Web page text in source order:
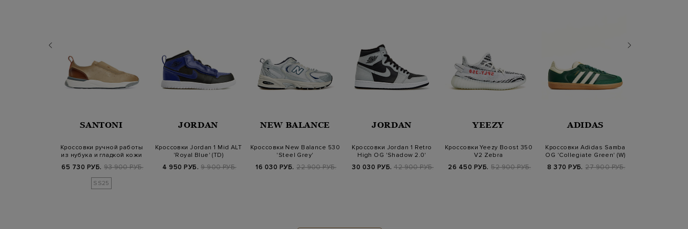
SANTONI
Кроссовки ручной работы
из нубука и гладкой кожи
Velat…
65 730 РУБ. 93 900 РУБ.
SS25
JORDAN
Кроссовки Jordan 1 Mid ALT
'Royal Blue' (TD)
4 950 РУБ. 9 900 РУБ.
NEW BALANCE
Кроссовки New Balance 530
'Steel Grey'
16 030 РУБ. 22 900 РУБ.
JORDAN
Кроссовки Jordan 1 Retro
High OG 'Shadow 2.0'
30 030 РУБ. 42 900 РУБ.
YEEZY
Кроссовки Yeezy Boost 350
V2 Zebra
26 450 РУБ. 52 900 РУБ.
ADIDAS
Кроссовки Adidas Samba
OG 'Collegiate Green' (W)
8 370 РУБ. 27 900 РУБ.